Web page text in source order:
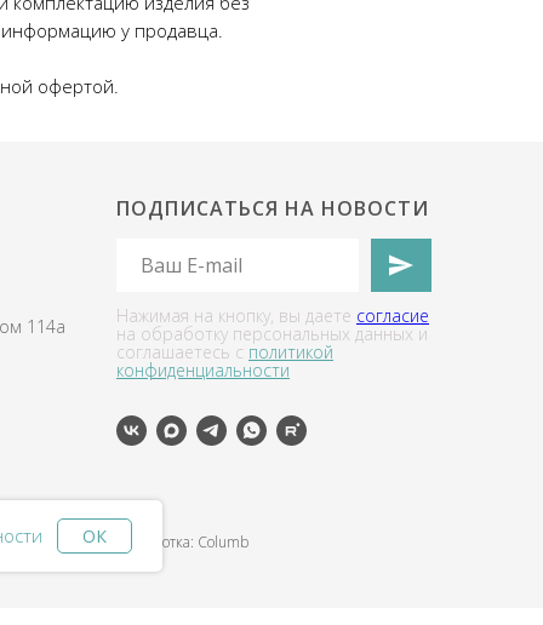
ОК
у продавца.
офертой.
114а
ПОДПИСАТЬСЯ НА НОВОСТИ
Нажимая на кнопку, вы даете согласие
на обработку персональных данных и
соглашаетесь c политикой
конфиденциальности
разработка: Columb